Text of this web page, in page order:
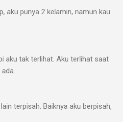
aku punya 2 kelamin, namun kau
aku tak terlihat. Aku terlihat saat
terpisah. Baiknya aku berpisah,